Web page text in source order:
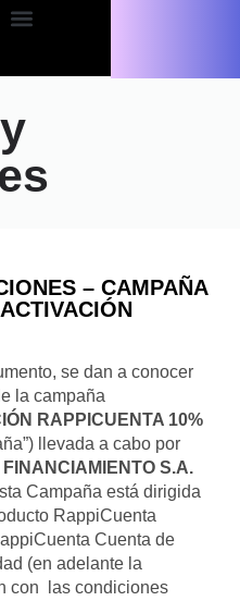
– CAMPAÑA
se dan a conocer
la campaña
RAPPICUENTA 10%
llevada a cabo por
S.A.
Campaña está dirigida
RappiCuenta
Cuenta de
(en adelante la
con las condiciones